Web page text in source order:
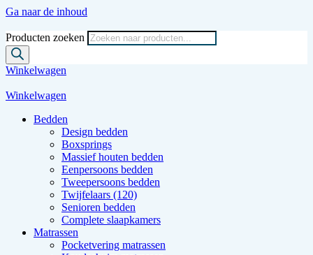
Ga naar de inhoud
Producten zoeken
Winkelwagen
Winkelwagen
Bedden
Design bedden
Boxsprings
Massief houten bedden
Eenpersoons bedden
Tweepersoons bedden
Twijfelaars (120)
Senioren bedden
Complete slaapkamers
Matrassen
Pocketvering matrassen